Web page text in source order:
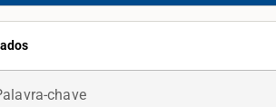
chave